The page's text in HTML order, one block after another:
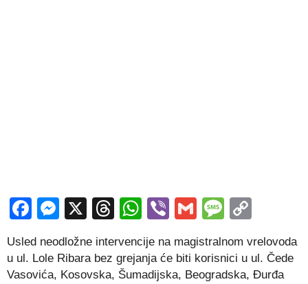
Facebook
Messenger
X Threads
WhatsApp
ViberGmail
Link
Usled neodložne intervencije na magistralnom vrelovoda
u ul. Lole Ribara bez grejanja će biti korisnici u ul. Čede
Vasovića, Kosovska, Šumadijska, Beogradska, Đurđa